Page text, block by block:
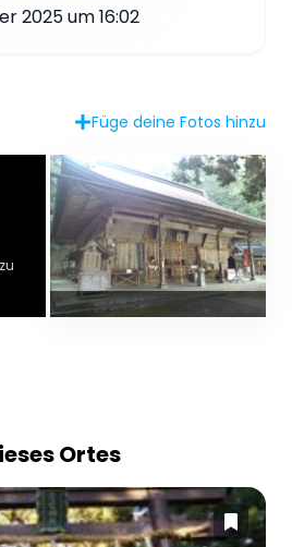
2025 um 16:02
Füge deine Fotos hinzu
Ortes